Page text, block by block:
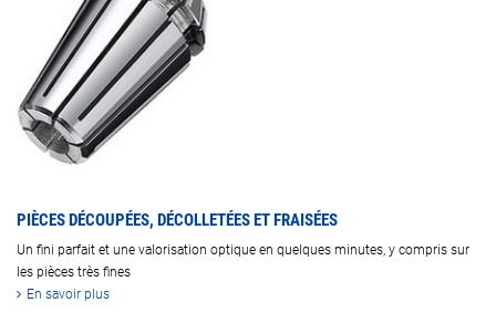
PIÈCES DÉCOUPÉES, DÉCOLLETÉES ET FRAISÉES
Un fini parfait et une valorisation optique en quelques minutes, y compris sur
les pièces très fines
En savoir plus